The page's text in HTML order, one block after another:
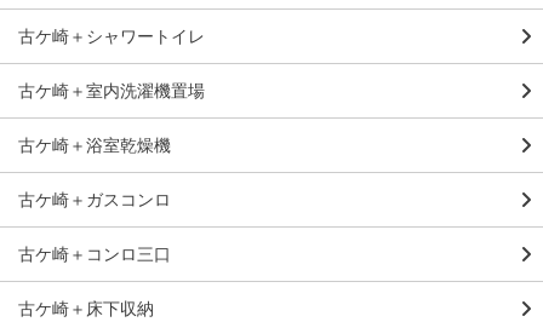
古ケ崎＋シャワートイレ
古ケ崎＋室内洗濯機置場
古ケ崎＋浴室乾燥機
古ケ崎＋ガスコンロ
古ケ崎＋コンロ三口
古ケ崎＋床下収納